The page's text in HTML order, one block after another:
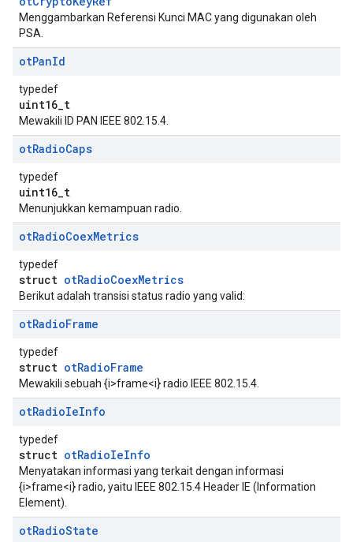
Menggambarkan Referensi Kunci MAC yang digunakan oleh
PSA.
otPanId
typedef
uint16_t
Mewakili ID PAN IEEE 802.15.4.
otRadioCaps
typedef
uint16_t
Menunjukkan kemampuan radio.
otRadioCoexMetrics
typedef
struct otRadioCoexMetrics
Berikut adalah transisi status radio yang valid:
otRadioFrame
typedef
struct otRadioFrame
Mewakili sebuah {i>frame<i} radio IEEE 802.15.4.
otRadioIeInfo
typedef
struct otRadioIeInfo
Menyatakan informasi yang terkait dengan informasi
{i>frame<i} radio, yaitu IEEE 802.15.4 Header IE (Information
Element).
otRadioState